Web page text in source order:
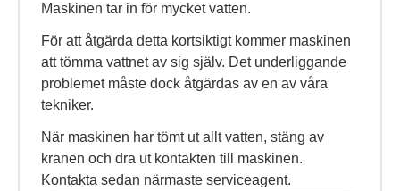
Maskinen tar in för mycket vatten.
För att åtgärda detta kortsiktigt kommer maskinen
att tömma vattnet av sig själv. Det underliggande
problemet måste dock åtgärdas av en av våra
tekniker.
När maskinen har tömt ut allt vatten, stäng av
kranen och dra ut kontakten till maskinen.
Kontakta sedan närmaste serviceagent.